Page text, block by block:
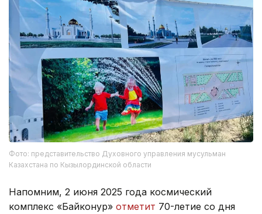
Фото: представительство Духовного управления мусульман
Казахстана по Кызылординской области
Напомним, 2 июня 2025 года космический
комплекс «Байконур» отметит 70-летие со дня